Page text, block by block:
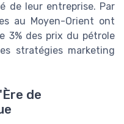
de leur entreprise. Par
au Moyen-Orient ont
3% des prix du pétrole
stratégies marketing
de